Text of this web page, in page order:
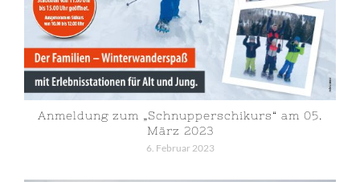
Anmeldung zum „Schnupperschikurs“ am 05.
März 2023
6. Februar 2023